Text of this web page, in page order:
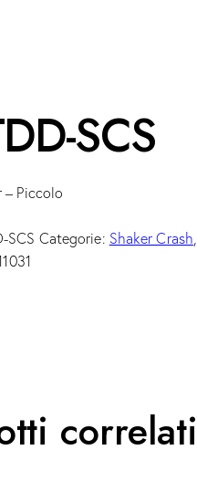
SCS
– Piccolo
SCS Categorie: Shaker Crash,
correlati